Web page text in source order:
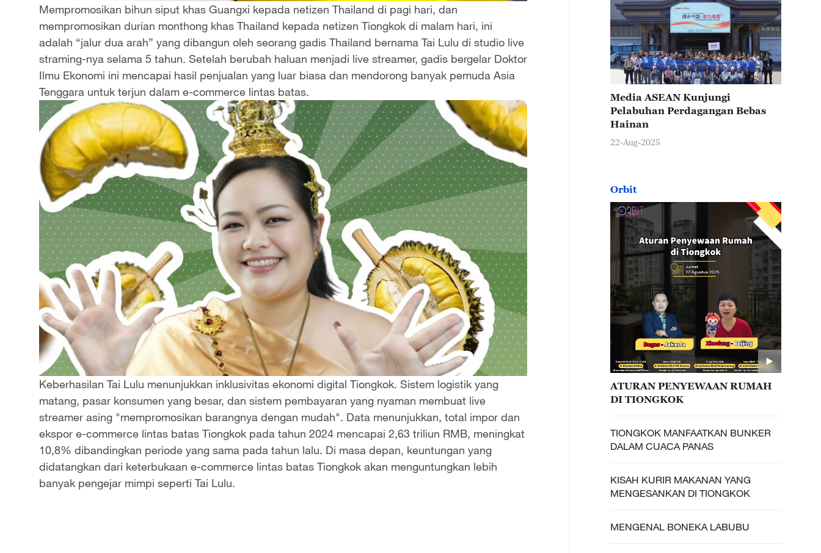
l
a
y
V
i
d
e
o
Mempromosikan bihun siput khas Guangxi kepada netizen Thailand di pagi hari, dan
mempromosikan durian monthong khas Thailand kepada netizen Tiongkok di malam hari, ini
adalah “jalur dua arah” yang dibangun oleh seorang gadis Thailand bernama Tai Lulu di studio live
straming-nya selama 5 tahun. Setelah berubah haluan menjadi live streamer, gadis bergelar Doktor
Ilmu Ekonomi ini mencapai hasil penjualan yang luar biasa dan mendorong banyak pemuda Asia
Tenggara untuk terjun dalam e-commerce lintas batas.
Keberhasilan Tai Lulu menunjukkan inklusivitas ekonomi digital Tiongkok. Sistem logistik yang
matang, pasar konsumen yang besar, dan sistem pembayaran yang nyaman membuat live
streamer asing "mempromosikan barangnya dengan mudah". Data menunjukkan, total impor dan
ekspor e-commerce lintas batas Tiongkok pada tahun 2024 mencapai 2,63 triliun RMB, meningkat
10,8% dibandingkan periode yang sama pada tahun lalu. Di masa depan, keuntungan yang
didatangkan dari keterbukaan e-commerce lintas batas Tiongkok akan menguntungkan lebih
banyak pengejar mimpi seperti Tai Lulu.
Media ASEAN Kunjungi
Pelabuhan Perdagangan Bebas
Hainan
22-Aug-2025
Orbit
ATURAN PENYEWAAN RUMAH
DI TIONGKOK
TIONGKOK MANFAATKAN BUNKER
DALAM CUACA PANAS
KISAH KURIR MAKANAN YANG
MENGESANKAN DI TIONGKOK
MENGENAL BONEKA LABUBU